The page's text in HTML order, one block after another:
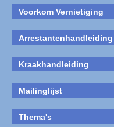
Voorkom Vernietiging
Arrestantenhandleiding
Kraakhandleiding
Mailinglijst
Thema's